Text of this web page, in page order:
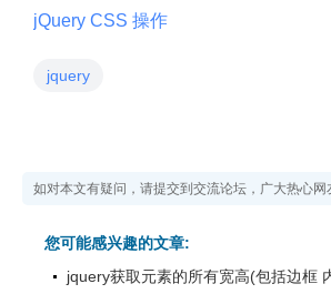
jQuery CSS 操作
jquery
如对本文有疑问，请提交到交流论坛，广大热心网
您可能感兴趣的文章:
jquery获取元素的所有宽高(包括边框